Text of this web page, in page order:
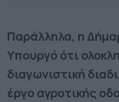
Παράλληλα, η
Υπουργό ότι
διαγωνιστική
έργο αγροτικής